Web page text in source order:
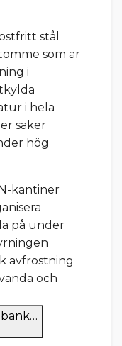
stål
som är
i
i hela
säker
hög
kantiner
på under
avfrostning
och